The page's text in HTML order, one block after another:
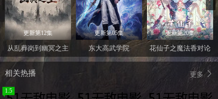
更新第12集
从乱葬岗到幽冥之主
更新第05集
东大高武学院
更新第20集
花仙子之魔法香对论
更多
相关热播
1.5